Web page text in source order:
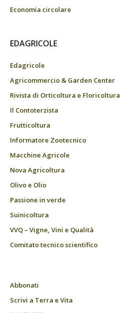
Economia circolare
EDAGRICOLE
Edagricole
Agricommercio & Garden Center
Rivista di Orticoltura e Floricoltura
Il Contoterzista
Frutticoltura
Informatore Zootecnico
Macchine Agricole
Nova Agricoltura
Olivo e Olio
Passione in verde
Suinicoltura
VVQ – Vigne, Vini e Qualità
Comitato tecnico scientifico
Abbonati
Scrivi a Terra e Vita